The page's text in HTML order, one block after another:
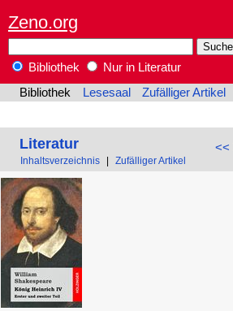
Zeno.org
Bibliothek
Nur in Literatur
Bibliothek
Lesesaal Zufälliger Artikel
<<
Literatur
Inhaltsverzeichnis Zufälliger Artikel